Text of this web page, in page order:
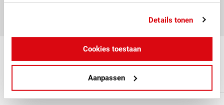
Details tonen
Cookies toestaan
Aanpassen
Project updates